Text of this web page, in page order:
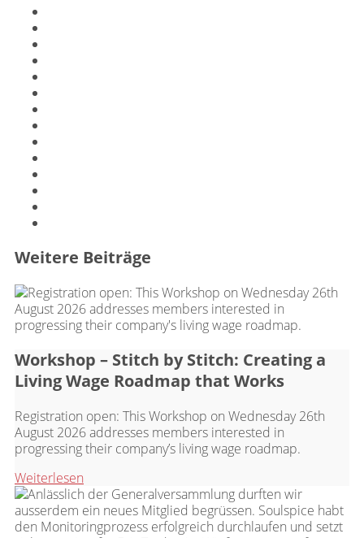
Weitere Beiträge
Workshop – Stitch by Stitch: Creating a
Living Wage Roadmap that Works
Registration open: This Workshop on Wednesday 26th
August 2026 addresses members interested in
progressing their company’s living wage roadmap.
Weiterlesen